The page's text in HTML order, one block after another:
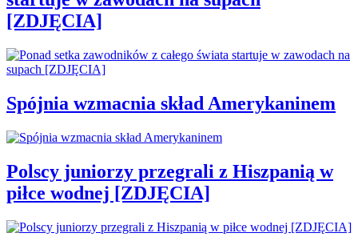
[ZDJĘCIA]
Spójnia wzmacnia skład Amerykaninem
Polscy juniorzy przegrali z Hiszpanią w
piłce wodnej [ZDJĘCIA]